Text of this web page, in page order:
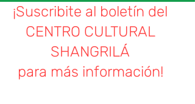
¡Suscribite al boletín del
CENTRO CULTURAL
SHANGRILÁ
para más información!